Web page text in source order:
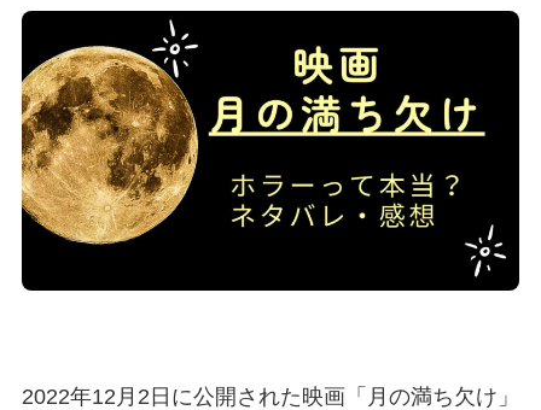
2022年12月2日に公開された映画「月の満ち欠け」